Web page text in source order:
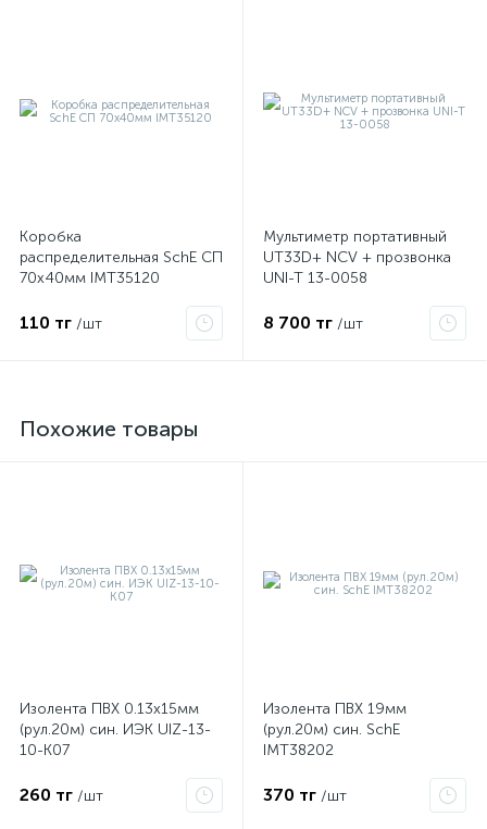
Коробка
распределительная SchE СП
70х40мм IMT35120
110 тг /шт
Мультиметр портативный
UT33D+ NCV + прозвонка
UNI-T 13-0058
8 700 тг /шт
Похожие товары
Изолента ПВХ 0.13х15мм
(рул.20м) син. ИЭК UIZ-13-
10-K07
260 тг /шт
Изолента ПВХ 19мм
(рул.20м) син. SchE
IMT38202
370 тг /шт